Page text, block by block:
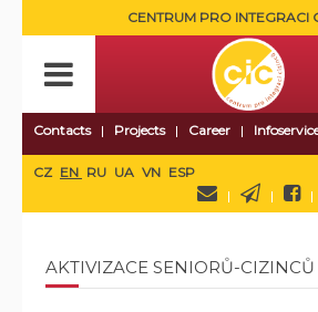
CENTRUM PRO INTEGRACI
Contacts Projects Career
CZ EN RU UA VN ESP
AKTIVIZACE SENIORŮ-CIZINCŮ